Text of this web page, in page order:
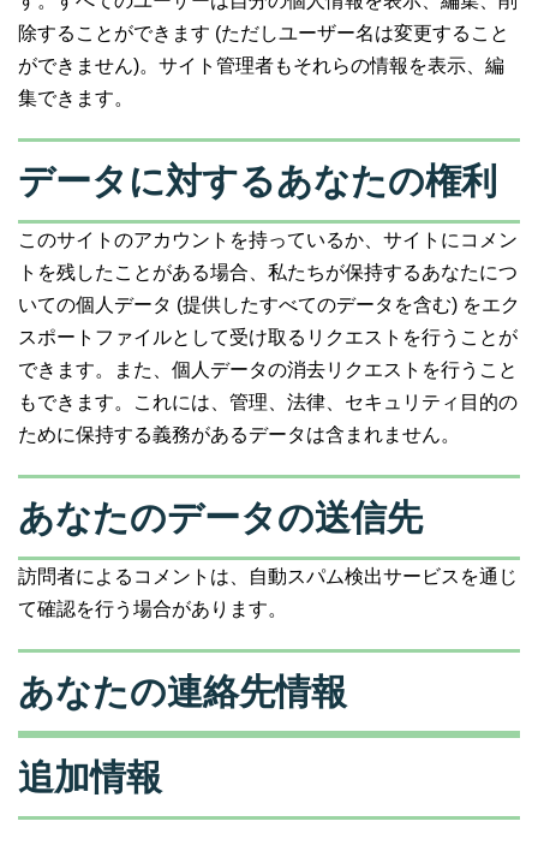
除することができます (ただしユーザー名は変更すること
ができません)。サイト管理者もそれらの情報を表示、編
集できます。
データに対するあなたの権利
このサイトのアカウントを持っているか、サイトにコメン
トを残したことがある場合、私たちが保持するあなたにつ
いての個人データ (提供したすべてのデータを含む) をエク
スポートファイルとして受け取るリクエストを行うことが
できます。また、個人データの消去リクエストを行うこと
もできます。これには、管理、法律、セキュリティ目的の
ために保持する義務があるデータは含まれません。
あなたのデータの送信先
訪問者によるコメントは、自動スパム検出サービスを通じ
て確認を行う場合があります。
あなたの連絡先情報
追加情報